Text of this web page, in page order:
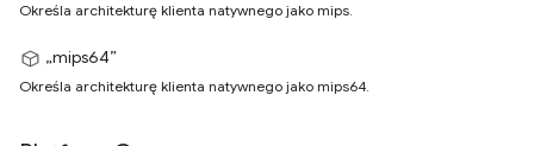
Określa architekturę klienta natywnego jako mips.
„mips64”
Określa architekturę klienta natywnego jako mips64.